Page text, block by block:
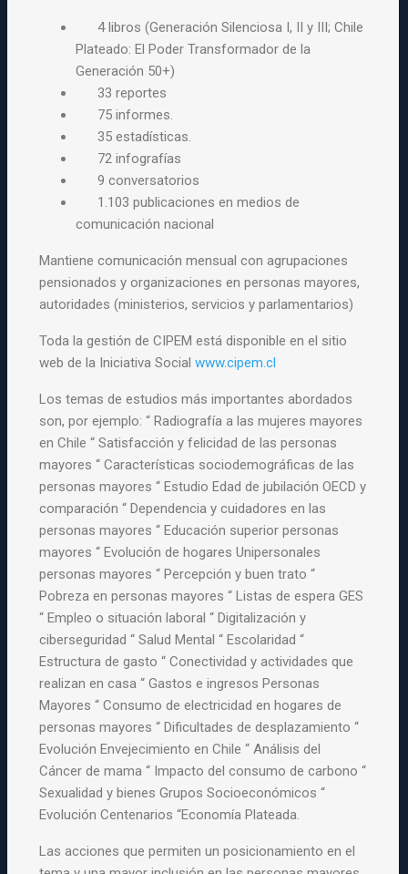
4 libros (Generación Silenciosa I, II y III; Chile
Plateado: ElPoder Transformador de la
Generación 50+)
33 reportes
75 informes.
35 estadísticas.
72 infografías
9 conversatorios
1.103 publicaciones en medios de
comunicación nacional
Mantiene comunicación mensual con agrupaciones
pensionados y organizacionesen personas mayores,
autoridades (ministerios, servicios yparlamentarios)
Toda la gestión de CIPEM está disponible en el sitio
web de la Iniciativa Socialwww.cipem.cl
Los temas de estudios más importantes abordados
son, por ejemplo: “ Radiografía a las mujeres mayores
en Chile “ Satisfacción y felicidad de las personas
mayores “ Características sociodemográficas de las
personas mayores “ Estudio Edad de jubilación OECD y
comparación “ Dependencia y cuidadores en las
personas mayores “ Educación superior personas
mayores “ Evolución de hogares Unipersonales
personas mayores “ Percepción y buen trato “
Pobreza en personas mayores “ Listas de espera GES
“ Empleo o situación laboral “ Digitalización y
ciberseguridad “ Salud Mental “ Escolaridad “
Estructura de gasto “ Conectividad y actividades que
realizan en casa “ Gastos e ingresos Personas
Mayores “ Consumo de electricidad en hogares de
personas mayores “ Dificultades de desplazamiento “
Evolución Envejecimiento en Chile “ Análisis del
Cáncer de mama “ Impacto del consumo de carbono “
Sexualidad y bienes Grupos Socioeconómicos “
Evolución Centenarios “Economía Plateada.
Las acciones que permiten un posicionamiento en el